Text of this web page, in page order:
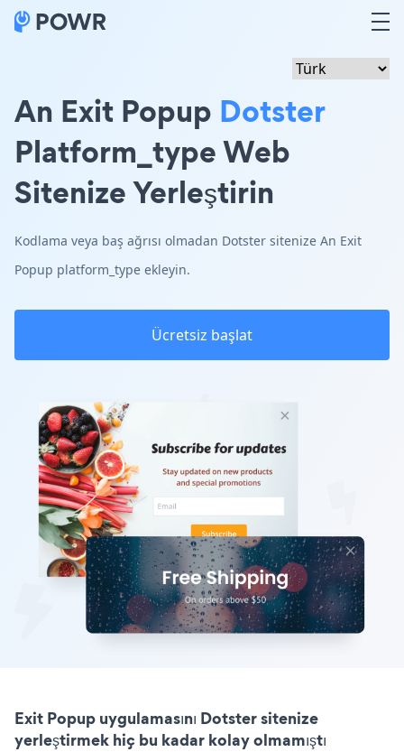
An Exit Popup Dotster
Platform_type Web
Sitenize Yerleştirin
Kodlama veya baş ağrısı olmadan Dotster sitenize An Exit
Popup platform_type ekleyin.
Ücretsiz başlat
Exit Popup uygulamasını Dotster sitenize
yerleştirmek hiç bu kadar kolay olmamıştı